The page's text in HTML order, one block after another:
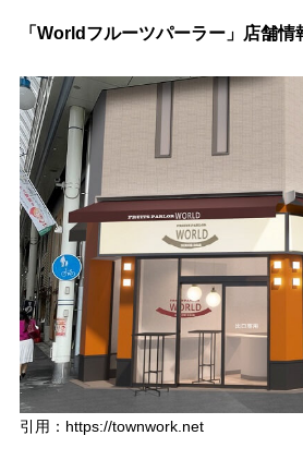
「Worldフルーツパーラー」店舗情
引用：https://townwork.net